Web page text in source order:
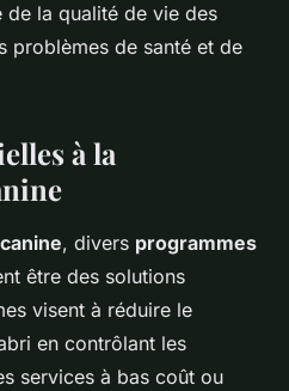
la qualité de vie des
problèmes de santé et de
à la
, divers programmes
être des solutions
visent à réduire le
en contrôlant les
services à bas coût ou